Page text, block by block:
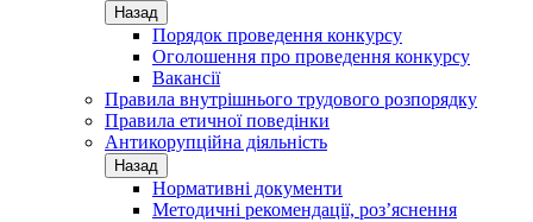
Назад
Порядок проведення конкурсу
Оголошення про проведення конкурсу
Вакансії
Правила внутрішнього трудового розпорядку
Правила етичної поведінки
Антикорупційна діяльність
Назад
Нормативні документи
Методичні рекомендації, роз’яснення